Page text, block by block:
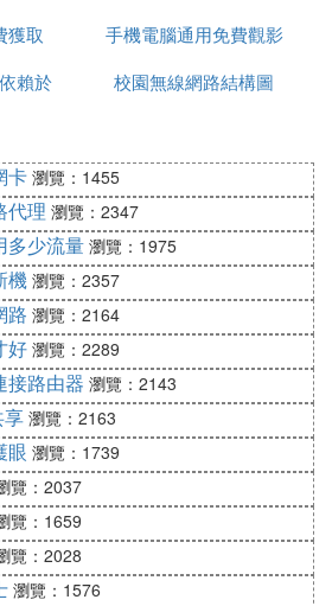
頻，同一單元內其他用戶佔用
由器連上了 用手機上不了網
上無線，並不能說明就能上
路由器的無線這一段已經連接
經和路由器建立無線連接了，
和互聯網建立連接，你手機一樣
是通過路由器上網的。
有幾種原因：
撥號設置錯誤，導致撥號不成
賬號密碼錯誤；
貓故障，你可以看你家的貓上
，常亮正常。如是其他原因請
費下載
獲取
手機電腦通用免費觀影
軟體
賴於
校園無線網路結構圖
卡 瀏覽：1455
代理 瀏覽：2347
多少流量 瀏覽：1975
機 瀏覽：2357
路 瀏覽：2164
好 瀏覽：2289
接路由器 瀏覽：2143
瀏覽：2163
眼 瀏覽：1739
覽：2037
覽：1659
覽：2028
瀏覽：1576